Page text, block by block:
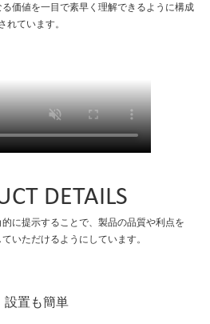
価値を一目で素早く理解できるように構成
れています。
DETAILS
に提示することで、製品の品質や利点を
いただけるようにしています。
設置も簡単